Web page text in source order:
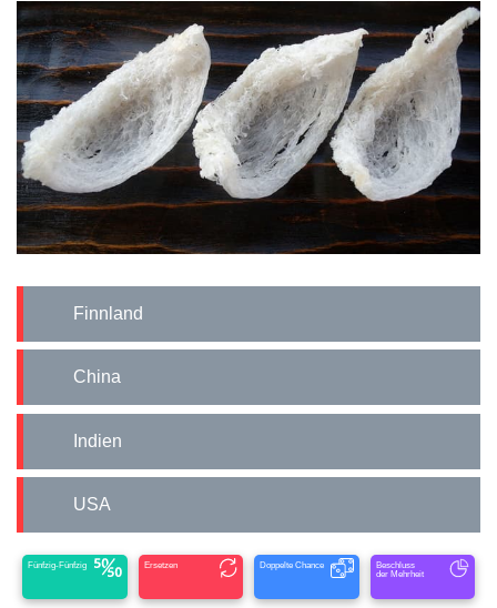
Finnland
China
Indien
USA
Fünfzig-Fünfzig Ersetzen Doppelte Chance
Beschluss
der Mehrheit